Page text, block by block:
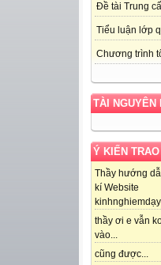
Đề tài Trung
Tiểu luận lớp
Chương trình
TÀI NGUYÊN
Ý KIẾN
Thầy hướng
kí Website
thầy ơi e vẫn
vào...
cũng được...